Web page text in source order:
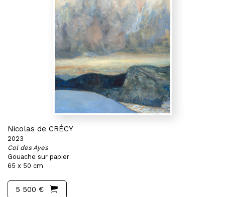
Nicolas de CRÉCY
2023
Col des Ayes
Gouache sur papier
65 x 50 cm
5 500 €